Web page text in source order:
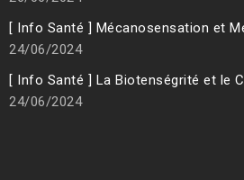
[ Info Santé ] Mécanosensation et
24/06/2024
[ Info Santé ] La Biotenségrité et le
24/06/2024